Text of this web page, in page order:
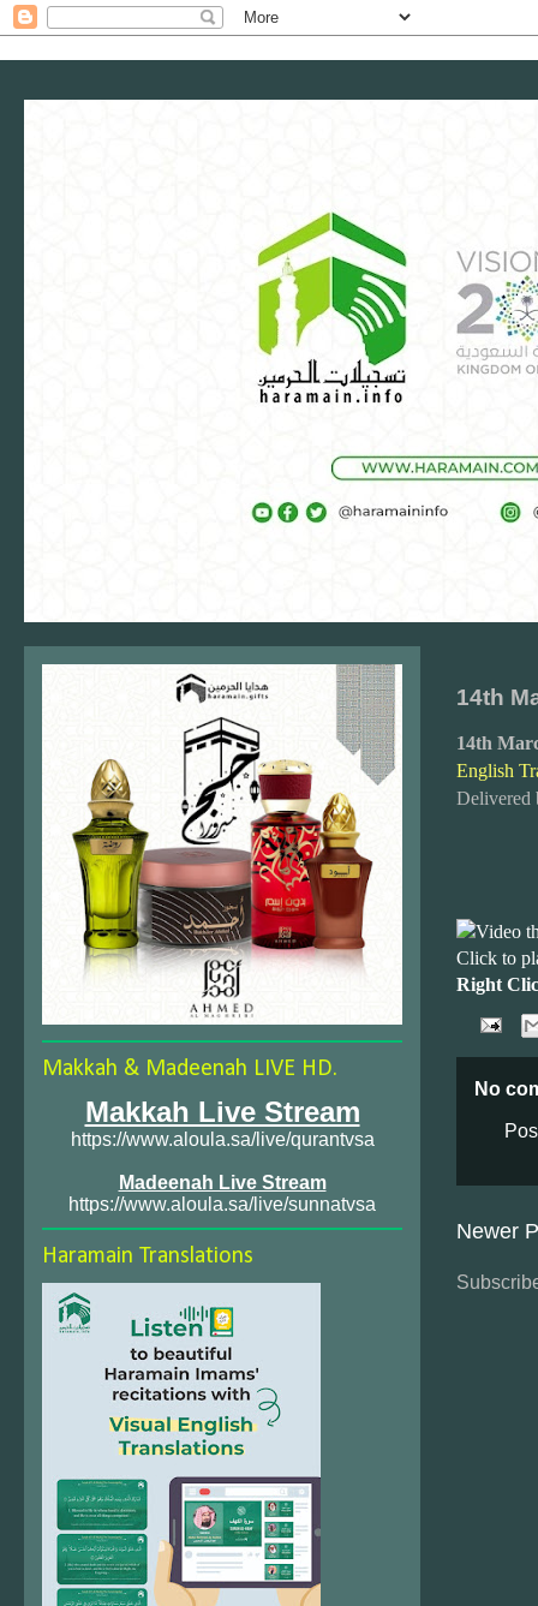
14th
14th
English
Click to
Right
No
Newer
Makkah & Madeenah LIVE HD.
Makkah Live Stream
https://www.aloula.sa/live/qurantvsa
Madeenah Live Stream
https://www.aloula.sa/live/sunnatvsa
Haramain Translations